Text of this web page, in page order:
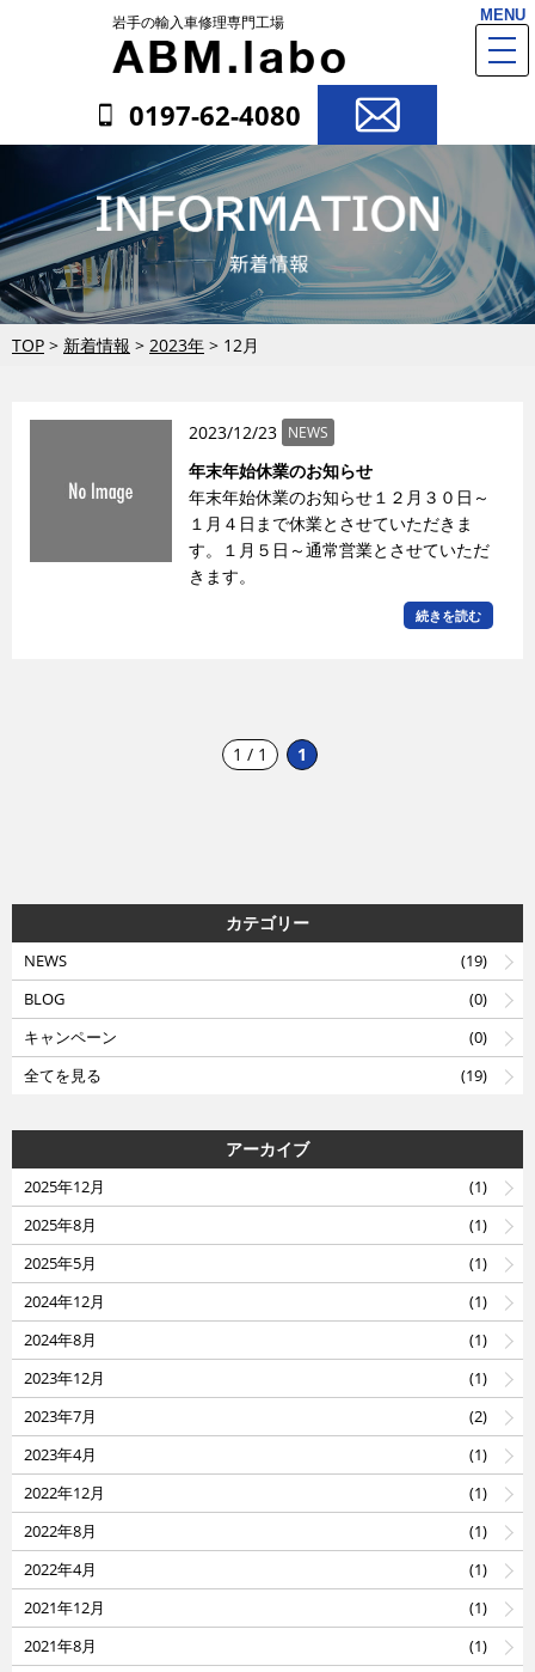
MENU
岩手の輸入車修理専門工場
0197-62-4080
TOP > 新着情報 > 2023年 > 12月
2023/12/23 NEWS
年末年始休業のお知らせ
年末年始休業のお知らせ１２月３０日～
１月４日まで休業とさせていただきま
す。１月５日～通常営業とさせていただ
きます。
続きを読む
1 / 1 1
カテゴリー
NEWS
(19)
BLOG
(0)
キャンペーン
(0)
全てを見る
(19)
アーカイブ
2025年12月
(1)
2025年8月
(1)
2025年5月
(1)
2024年12月
(1)
2024年8月
(1)
2023年12月
(1)
2023年7月
(2)
2023年4月
(1)
2022年12月
(1)
2022年8月
(1)
2022年4月
(1)
2021年12月
(1)
2021年8月
(1)